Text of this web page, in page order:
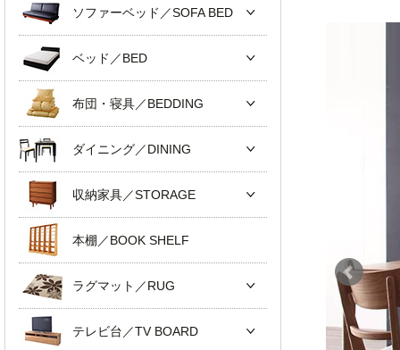
ソファーベッド／SOFA BED
ベッド／BED
布団・寝具／BEDDING
ダイニング／DINING
収納家具／STORAGE
本棚／BOOK SHELF
ラグマット／RUG
テレビ台／TV BOARD